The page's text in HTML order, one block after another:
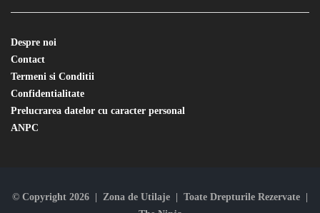
Despre noi
Contact
Termeni si Conditii
Confidentialitate
Prelucrarea datelor cu caracter personal
ANPC
© Copyright 2026 | Zona de Utilaje | Toate Drepturile Rezervate |